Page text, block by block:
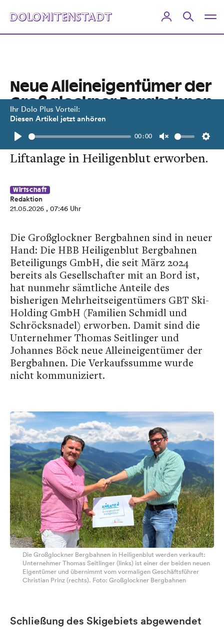
Ihr Dolo Plus Vorteil:
Diesen Artikel jetzt anhören
Play
00:00
Unmute
Neue Alleineigentümer der
Großglockner Bergbahnen
Thomas Seitlinger und Johannes
Böck haben sämtliche Anteile der
Liftanlage in Heiligenblut erworben.
Wirtschaft
Redaktion
21.05.2026 , 07:46 Uhr
Die Großglockner Bergbahnen sind in neuer
Hand: Die HBB Heiligenblut Bergbahnen
Beteiligungs GmbH, die seit März 2024
bereits als Gesellschafter mit an Bord ist,
hat nunmehr sämtliche Anteile des
bisherigen Mehrheitseigentümers GBT Ski-
Holding GmbH (Familien Schmidl und
Schröcksnadel) erworben. Damit sind die
Unternehmer Thomas Seitlinger und
Johannes Böck neue Alleineigentümer der
Bergbahnen. Die Verkaufssumme wurde
nicht kommuniziert.
Die Großglockner Bergbahnen in Heiligenblut werden verkauft:
Unternehmer Thomas Seitlinger (links) ist einer der beiden neuen
Eigentümer und übernimmt vom vormaligen Geschäftsführer
Christian Prinz (rechts). Foto: Großglockner Bergbahnen
Schließung des Skigebiets abgewendet